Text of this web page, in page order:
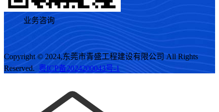
业务咨询
Copyright © 2024,东莞市青盛工程建设有限公司 All Rights
Reserved. 粤ICP备2024200043号-1